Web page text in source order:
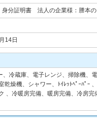
身分証明書 法人の企業様：謄本
14日
冷蔵庫、電子レンジ、掃除機
乾燥機、シャワー、ﾄｲﾚｯﾄﾍﾟｰﾊﾟ
、冷暖房完備、暖房完備、冷房